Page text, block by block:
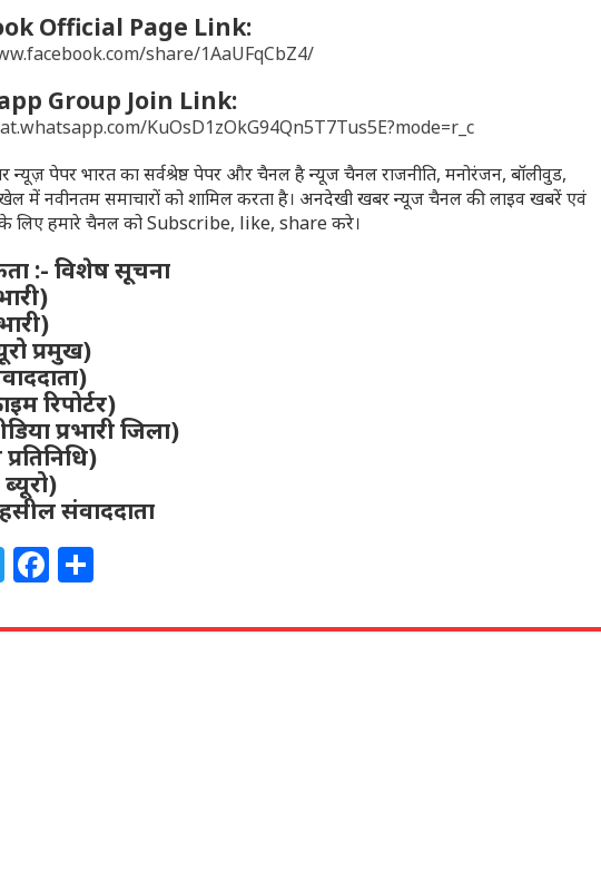
Official Page Link:
share/1AaUFqCbZ4/
Group Join Link:
KuOsD1zOkG94Qn5T7Tus5E?mode=r_c
पेपर भारत का सर्वश्रेष्ठ पेपर और चैनल है न्यूज चैनल राजनीति, मनोरंजन, बॉलीवुड,
में नवीनतम समाचारों को शामिल करता है। अनदेखी खबर न्यूज चैनल की लाइव खबरें एवं
के लिए हमारे चैनल को Subscribe, like, share करे।
:- विशेष सूचना
प्रमुख)
रिपोर्टर)
प्रभारी जिला)
संवाददाता
T
itt
F
c ar